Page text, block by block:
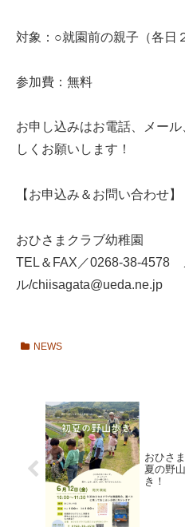
対象：○就園前の親子（各日
参加費：無料
お申し込みはお電話、メー
しくお願いします！
【お申込み＆お問い合わせ】
おひさまクラブ幼稚園
TEL＆FAX／0268-38-4578
ル/chiisagata@ueda.ne.jp
NEWS
おひさ
夏の野